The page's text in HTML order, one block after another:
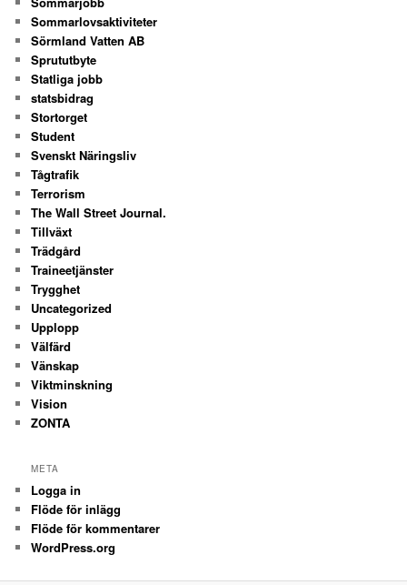
Sommarlovsaktiviteter
Sörmland Vatten AB
Sprututbyte
Statliga jobb
statsbidrag
Stortorget
Student
Svenskt Näringsliv
Tågtrafik
Terrorism
The Wall Street Journal.
Tillväxt
Trädgård
Traineetjänster
Trygghet
Uncategorized
Upplopp
Välfärd
Vänskap
Viktminskning
Vision
ZONTA
META
Logga in
Flöde för inlägg
Flöde för kommentarer
WordPress.org